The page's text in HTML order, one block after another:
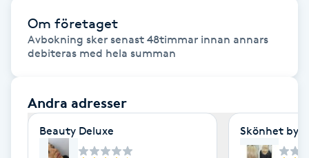
Fet hårbotten
Fettreducering
Fibromassage
Om företaget
Avbokning sker senast 48timmar innan annars
debiteras med hela summan
Andra adresser
Beauty Deluxe Skönhet by